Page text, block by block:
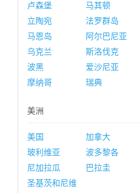
卢森堡
马其顿
立陶宛
法罗群岛
马恩岛
阿尔巴尼亚
乌克兰
斯洛伐克
波黑
爱沙尼亚
摩纳哥
瑞典
美洲
美国 加拿大
玻利维亚
波多黎各
尼加拉瓜
巴拉圭
圣基茨和尼维